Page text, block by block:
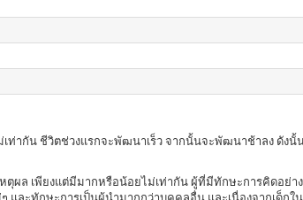
ท่ากัน ชีวิตช่วงแรกจะพัฒนาเร็ว จากนั้นจะพัฒนาช้าลง ดังนั้
ตุผล เพียงแต่มีมากหรือน้อยไม่เท่ากัน ผู้ที่มีทักษะการคิดอย่า